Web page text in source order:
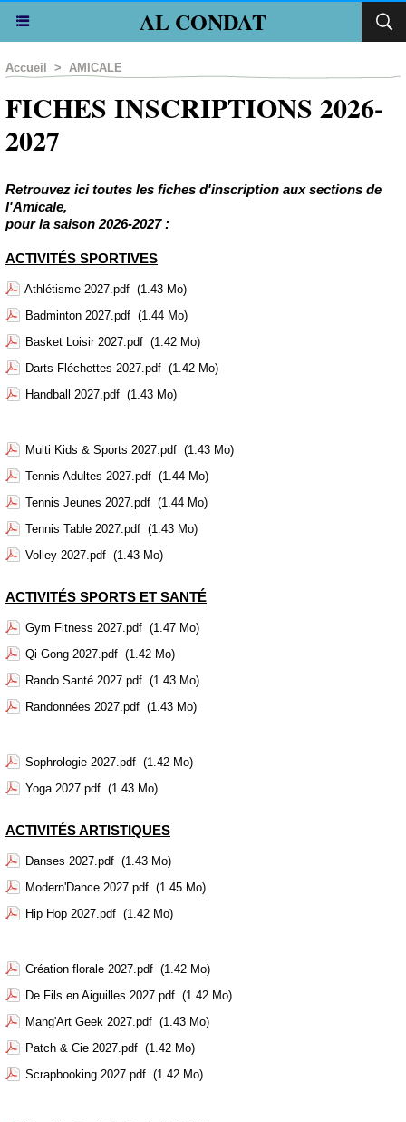
AL CONDAT
Accueil > AMICALE
FICHES INSCRIPTIONS 2026-
2027
Retrouvez ici toutes les fiches d'inscription aux sections de
l'Amicale,
pour la saison 2026-2027 :
ACTIVITÉS SPORTIVES
Athlétisme 2027.pdf (1.43 Mo)
Badminton 2027.pdf (1.44 Mo)
Basket Loisir 2027.pdf (1.42 Mo)
Darts Fléchettes 2027.pdf (1.42 Mo)
Handball 2027.pdf (1.43 Mo)
Multi Kids & Sports 2027.pdf (1.43 Mo)
Tennis Adultes 2027.pdf (1.44 Mo)
Tennis Jeunes 2027.pdf (1.44 Mo)
Tennis Table 2027.pdf (1.43 Mo)
Volley 2027.pdf (1.43 Mo)
ACTIVITÉS SPORTS ET SANTÉ
Gym Fitness 2027.pdf (1.47 Mo)
Qi Gong 2027.pdf (1.42 Mo)
Rando Santé 2027.pdf (1.43 Mo)
Randonnées 2027.pdf (1.43 Mo)
Sophrologie 2027.pdf (1.42 Mo)
Yoga 2027.pdf (1.43 Mo)
ACTIVITÉS ARTISTIQUES
Danses 2027.pdf (1.43 Mo)
Modern'Dance 2027.pdf (1.45 Mo)
Hip Hop 2027.pdf (1.42 Mo)
Création florale 2027.pdf (1.42 Mo)
De Fils en Aiguilles 2027.pdf (1.42 Mo)
Mang'Art Geek 2027.pdf (1.43 Mo)
Patch & Cie 2027.pdf (1.42 Mo)
Scrapbooking 2027.pdf (1.42 Mo)